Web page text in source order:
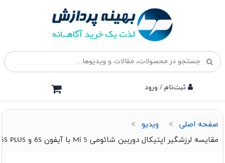
ثبت‌نام / ورود
صفحه اصلی
ویدیو
مقایسه لرزشگیر اپتیکال دوربین شائومی Mi 5 با آیفون 6S و 6S PLUS